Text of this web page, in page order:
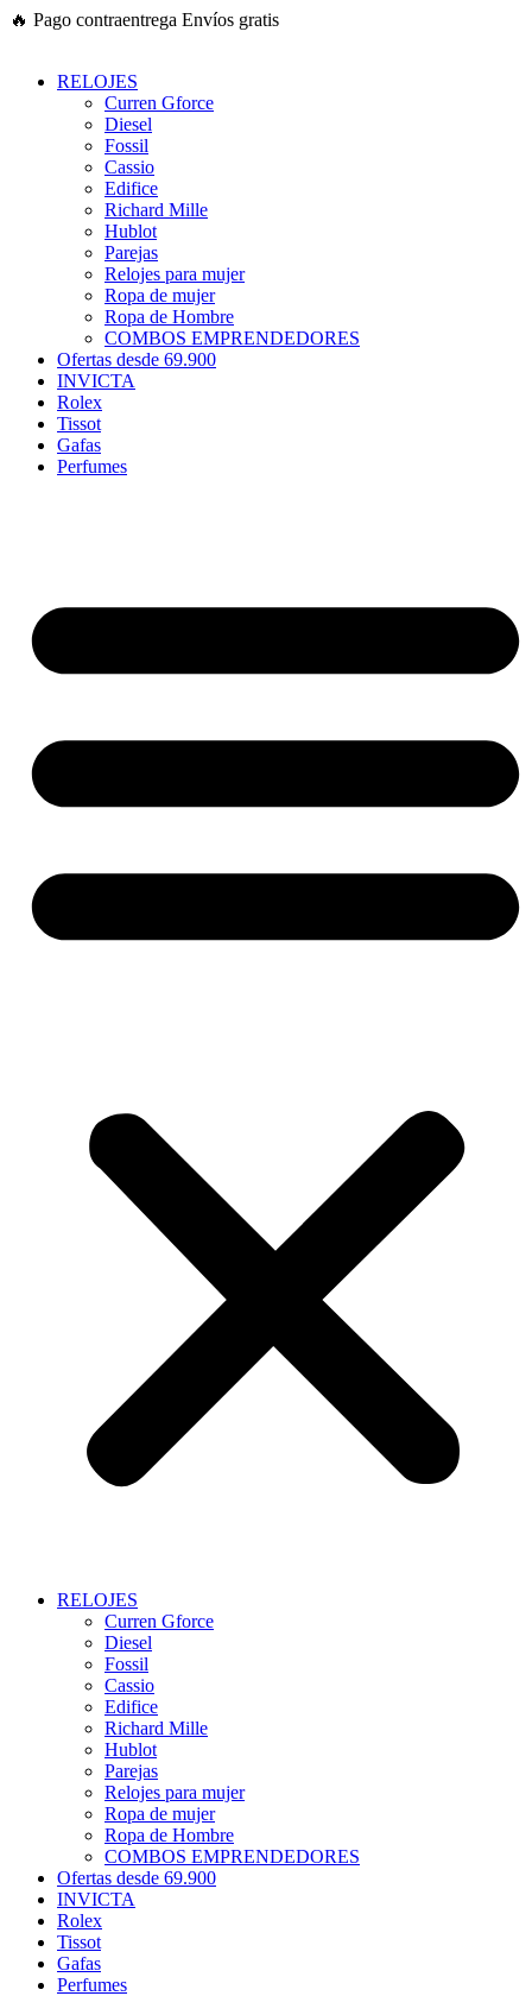
Ir
🔥 Pago contraentrega Envíos gratis
RELOJES
Curren Gforce
Diesel
Fossil
Cassio
Edifice
Richard Mille
Hublot
Parejas
Relojes para mujer
Ropa de mujer
Ropa de Hombre
COMBOS EMPRENDEDORES
Ofertas desde 69.900
INVICTA
Rolex
Tissot
Gafas
Perfumes
RELOJES
Curren Gforce
Diesel
Fossil
Cassio
Edifice
Richard Mille
Hublot
Parejas
Relojes para mujer
Ropa de mujer
Ropa de Hombre
COMBOS EMPRENDEDORES
Ofertas desde 69.900
INVICTA
Rolex
Tissot
Gafas
Perfumes